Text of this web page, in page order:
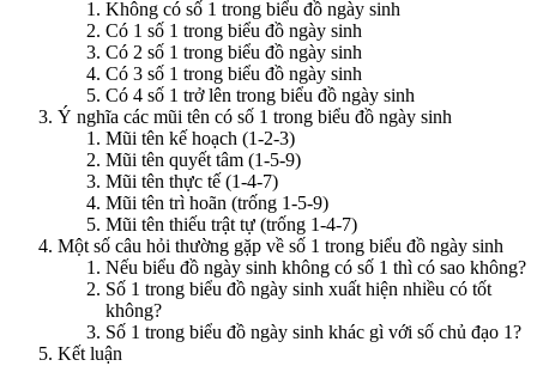
Không có số 1 trong biểu đồ ngày sinh
Có 1 số 1 trong biểu đồ ngày sinh
Có 2 số 1 trong biểu đồ ngày sinh
Có 3 số 1 trong biểu đồ ngày sinh
Có 4 số 1 trở lên trong biểu đồ ngày sinh
Ý nghĩa các mũi tên có số 1 trong biểu đồ ngày sinh
Mũi tên kế hoạch (1-2-3)
Mũi tên quyết tâm (1-5-9)
Mũi tên thực tế (1-4-7)
Mũi tên trì hoãn (trống 1-5-9)
Mũi tên thiếu trật tự (trống 1-4-7)
Một số câu hỏi thường gặp về số 1 trong biểu đồ ngày sinh
Nếu biểu đồ ngày sinh không có số 1 thì có sao không?
Số 1 trong biểu đồ ngày sinh xuất hiện nhiều có tốt
không?
Số 1 trong biểu đồ ngày sinh khác gì với số chủ đạo 1?
Kết luận